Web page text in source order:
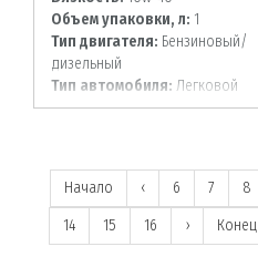
Объем упаковки, л: 1
Тип двигателя: Бензиновый/
дизельный
Тип автомобиля: Легковой
Начало ‹ 6 7 8
14
15 16 › Конец